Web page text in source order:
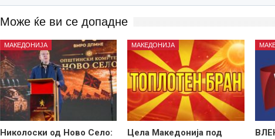
Може ќе ви се допадне
МАКЕДОНИЈА
Николоски од Ново Село:
МАКЕДОНИЈА
Цела Македонија под